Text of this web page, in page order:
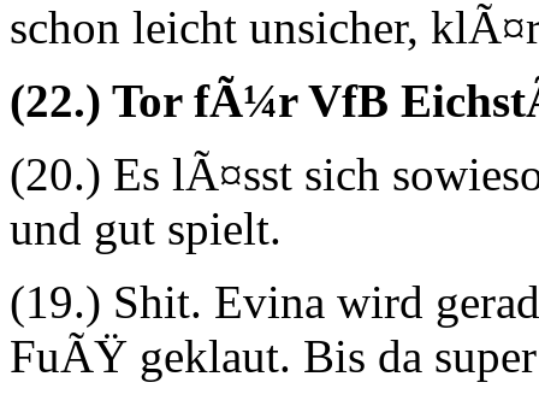
schon leicht unsicher,
(22.) Tor fÃ¼r VfB
(20.) Es lÃ¤sst sich
und gut spielt.
(19.) Shit. Evina wird
FuÃŸ geklaut. Bis da